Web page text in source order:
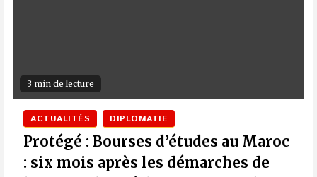
3 min de lecture
ACTUALITÉS DIPLOMATIE
Protégé : Bourses d’études au Maroc
: six mois après les démarches de